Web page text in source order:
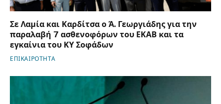
Σε Λαμία και Καρδίτσα ο Ά. Γεωργιάδης για την
παραλαβή 7 ασθενοφόρων του ΕΚΑΒ και τα
εγκαίνια του ΚΥ Σοφάδων
ΕΠΙΚΑΙΡΟΤΗΤΑ